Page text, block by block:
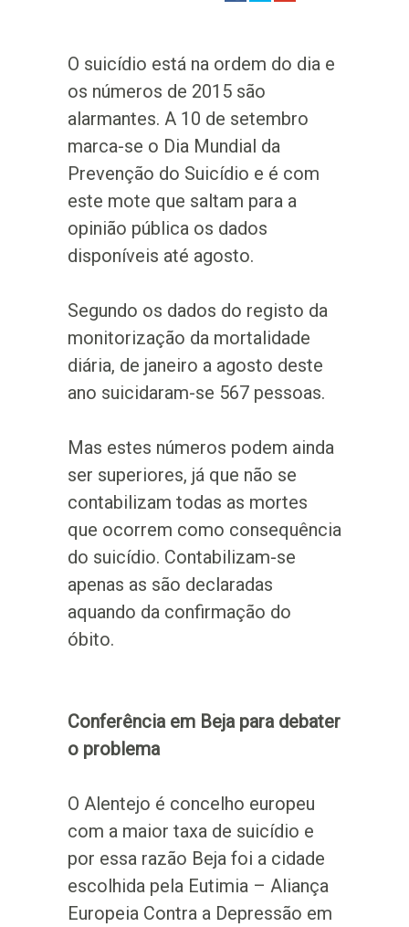
O suicídio está na ordem do dia e
os números de 2015 são
alarmantes. A 10 de setembro
marca-se o Dia Mundial da
Prevenção do Suicídio e é com
este mote que saltam para a
opinião pública os dados
disponíveis até agosto.
Segundo os dados do registo da
monitorização da mortalidade
diária, de janeiro a agosto deste
ano suicidaram-se 567 pessoas.
Mas estes números podem ainda
ser superiores, já que não se
contabilizam todas as mortes
que ocorrem como consequência
do suicídio. Contabilizam-se
apenas as são declaradas
aquando da confirmação do
óbito.
Conferência em Beja para debater
o problema
O Alentejo é concelho europeu
com a maior taxa de suicídio e
por essa razão Beja foi a cidade
escolhida pela Eutimia – Aliança
Europeia Contra a Depressão em